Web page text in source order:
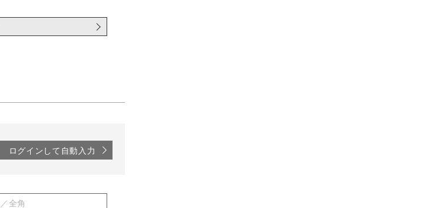
ログインして自動入力